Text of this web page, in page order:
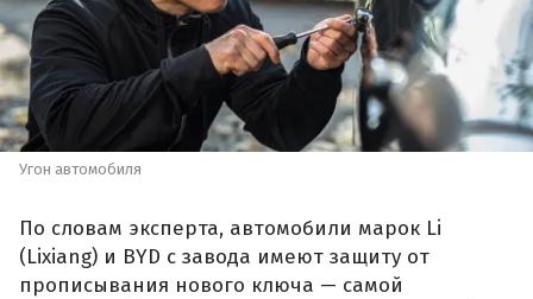
Угон автомобиля
По словам эксперта, автомобили марок Li
(Lixiang) и BYD с завода имеют защиту от
прописывания нового ключа — самой